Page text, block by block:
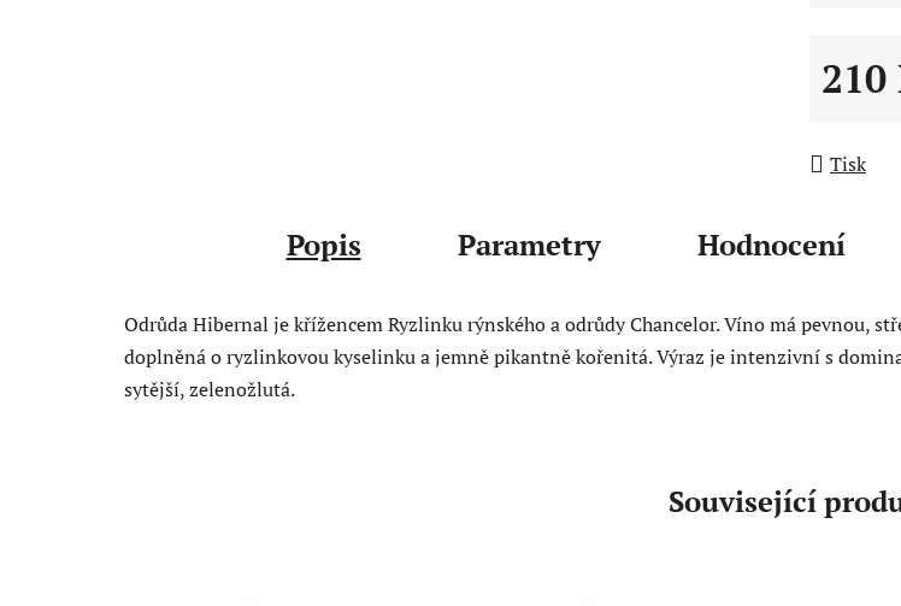
210
Tisk
Popis Parametry Hodnocení
Odrůda Hibernal je křížencem Ryzlinku rýnského a odrůdy Chancelor. Víno má pevnou,
doplněná o ryzlinkovou kyselinku a jemně pikantně kořenitá. Výraz je intenzivní s
sytější, zelenožlutá.
Související